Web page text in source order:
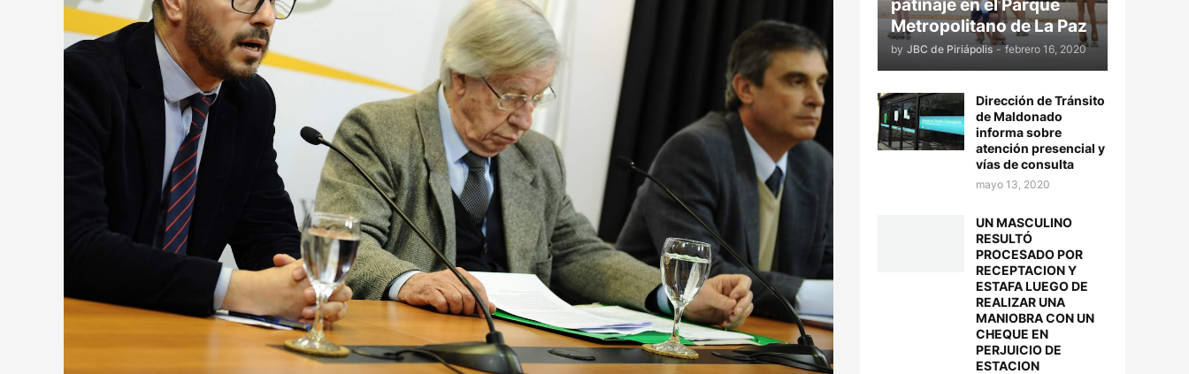
patinaje en el Parque
Metropolitano de La Paz
by JBC de Piriápolis - febrero 16, 2020
Dirección de Tránsito
de Maldonado
informa sobre
atención presencial y
vías de consulta
mayo 13, 2020
UN MASCULINO
RESULTÓ
PROCESADO POR
RECEPTACION Y
ESTAFA LUEGO DE
REALIZAR UNA
MANIOBRA CON UN
CHEQUE EN
PERJUICIO DE
ESTACION